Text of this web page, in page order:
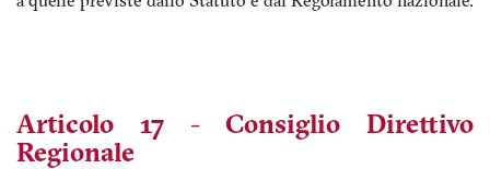
Articolo 17 - Consiglio Direttivo
Regionale